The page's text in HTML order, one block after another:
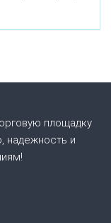
площадку
надежность и